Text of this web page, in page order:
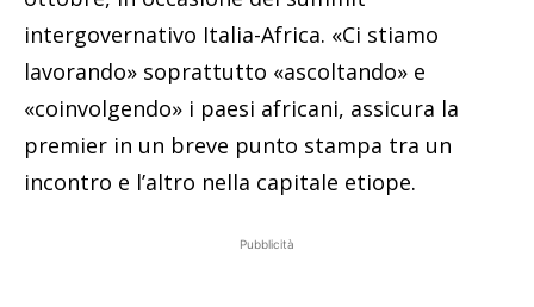
intergovernativo Italia-Africa. «Ci stiamo
lavorando» soprattutto «ascoltando» e
«coinvolgendo» i paesi africani, assicura la
premier in un breve punto stampa tra un
incontro e l’altro nella capitale etiope.
Pubblicità